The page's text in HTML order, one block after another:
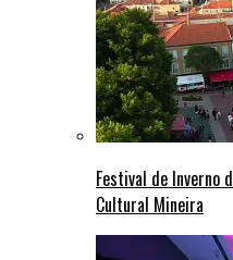
Festival de Inverno
Cultural Mineira